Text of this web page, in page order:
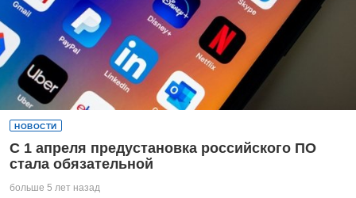
НОВОСТИ
С 1 апреля предустановка российского ПО
стала обязательной
больше 5 лет назад